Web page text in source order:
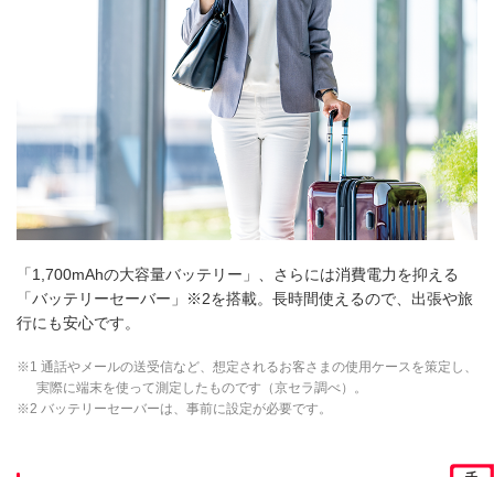
「1,700mAhの大容量バッテリー」、さらには消費電力を抑える
「バッテリーセーバー」※2を搭載。長時間使えるので、出張や旅
行にも安心です。
※1 通話やメールの送受信など、想定されるお客さまの使用ケースを策定し、
実際に端末を使って測定したものです（京セラ調べ）。
※2 バッテリーセーバーは、事前に設定が必要です。